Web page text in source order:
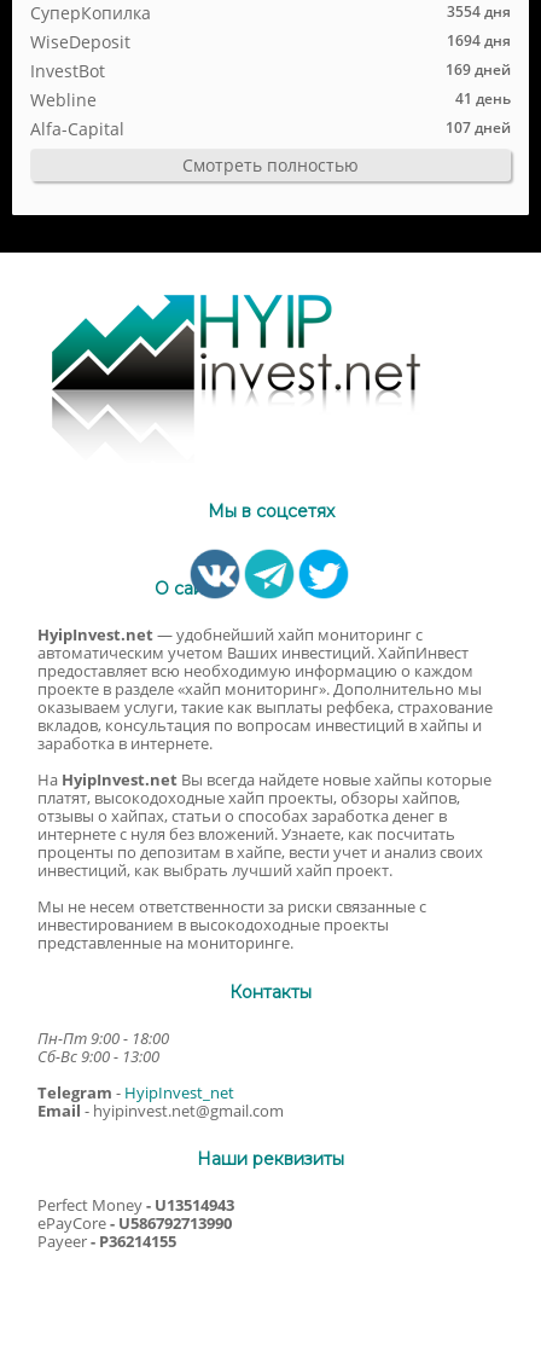
3554 дня
СуперКопилка
1694 дня
WiseDeposit
169 дней
InvestBot
41 день
Webline
107 дней
Alfa-Capital
Смотреть полностью
Мы в соцсетях
О сайте
HyipInvest.net— удобнейший хайп мониторинг с
автоматическим учетом Ваших инвестиций. ХайпИнвест
предоставляет всю необходимую информацию о каждом
проекте в разделе «хайп мониторинг». Дополнительно мы
оказываем услуги, такие как выплаты рефбека, страхование
вкладов, консультация по вопросам инвестиций в хайпы и
заработка в интернете.
На HyipInvest.net Вы всегда найдете новые хайпы которые
платят, высокодоходные хайп проекты, обзоры хайпов,
отзывы о хайпах, статьи о способах заработка денег в
интернете с нуля без вложений. Узнаете, как посчитать
проценты по депозитам в хайпе, вести учет и анализ своих
инвестиций, как выбрать лучший хайп проект.
Мы не несем ответственности за риски связанные с
инвестированием в высокодоходные проекты
представленные на мониторинге.
Контакты
Пн-Пт 9:00 - 18:00
Сб-Вс 9:00 - 13:00
Telegram - HyipInvest_net
Email - hyipinvest.net@gmail.com
Наши реквизиты
Perfect Money- U13514943
ePayCore- U586792713990
Payeer- P36214155